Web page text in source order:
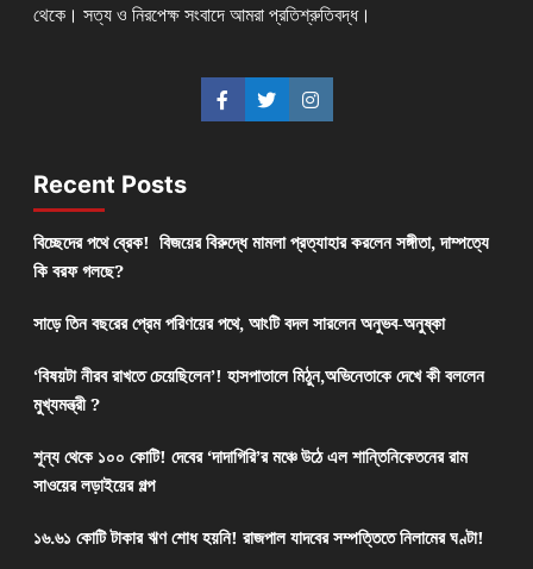
থেকে। সত্য ও নিরপেক্ষ সংবাদে আমরা প্রতিশ্রুতিবদ্ধ।
Recent Posts
বিচ্ছেদের পথে ব্রেক! বিজয়ের বিরুদ্ধে মামলা প্রত্যাহার করলেন সঙ্গীতা, দাম্পত্যে
কি বরফ গলছে?
সাড়ে তিন বছরের প্রেম পরিণয়ের পথে, আংটি বদল সারলেন অনুভব-অনুষ্কা
‘বিষয়টা নীরব রাখতে চেয়েছিলেন’! হাসপাতালে মিঠুন,অভিনেতাকে দেখে কী বললেন
মুখ্যমন্ত্রী ?
শূন্য থেকে ১০০ কোটি! দেবের ‘দাদাগিরি’র মঞ্চে উঠে এল শান্তিনিকেতনের রাম
সাওয়ের লড়াইয়ের গল্প
১৬.৬১ কোটি টাকার ঋণ শোধ হয়নি! রাজপাল যাদবের সম্পত্তিতে নিলামের ঘণ্টা!